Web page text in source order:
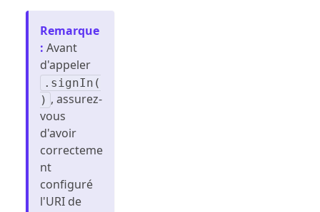
Remarque
: Avant
d'appeler
.signIn(
) , assurez-
vous
d'avoir
correcteme
nt
configuré
l'URI de